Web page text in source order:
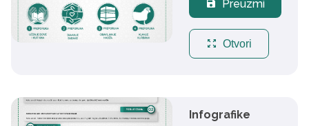
save Preuzmi
zoom_out_map Otvori
Infografike